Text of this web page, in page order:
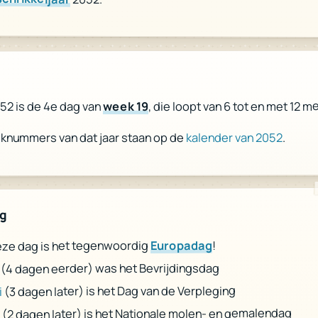
is de 4e dag vanweek 19, die loopt van 6 tot en met 12
van dat jaar staan op de kalender van 2052.
dag is het tegenwoordig Europadag!
dagen eerder) was het Bevrijdingsdag
(3 dagen later) is het Dag van de Verpleging
(2 dagen later) is het Nationale molen- en gemalendag